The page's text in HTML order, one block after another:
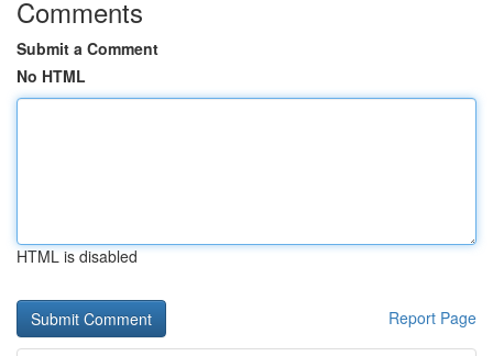
Comments
Submit a Comment
No HTML
HTML is disabled
Report Page